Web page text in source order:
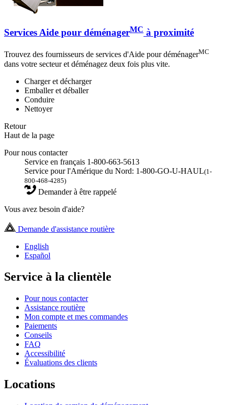
Services Aide pour déménagerMC à proximité
Trouvez des fournisseurs de services d'Aide pour déménagerMC
dans votre secteur et déménagez deux fois plus vite.
Charger et décharger
Emballer et déballer
Conduire
Nettoyer
Retour
Haut de la page
Pour nous contacter
Service en français 1-800-663-5613
Service pour l'Amérique du Nord: 1-800-GO-U-HAUL(1-
800-468-4285)
Demander à être rappelé
Vous avez besoin d'aide?
Demande d'assistance routière
English
Español
Service à la clientèle
Pour nous contacter
Assistance routière
Mon compte et mes commandes
Paiements
Conseils
FAQ
Accessibilité
Évaluations des clients
Locations